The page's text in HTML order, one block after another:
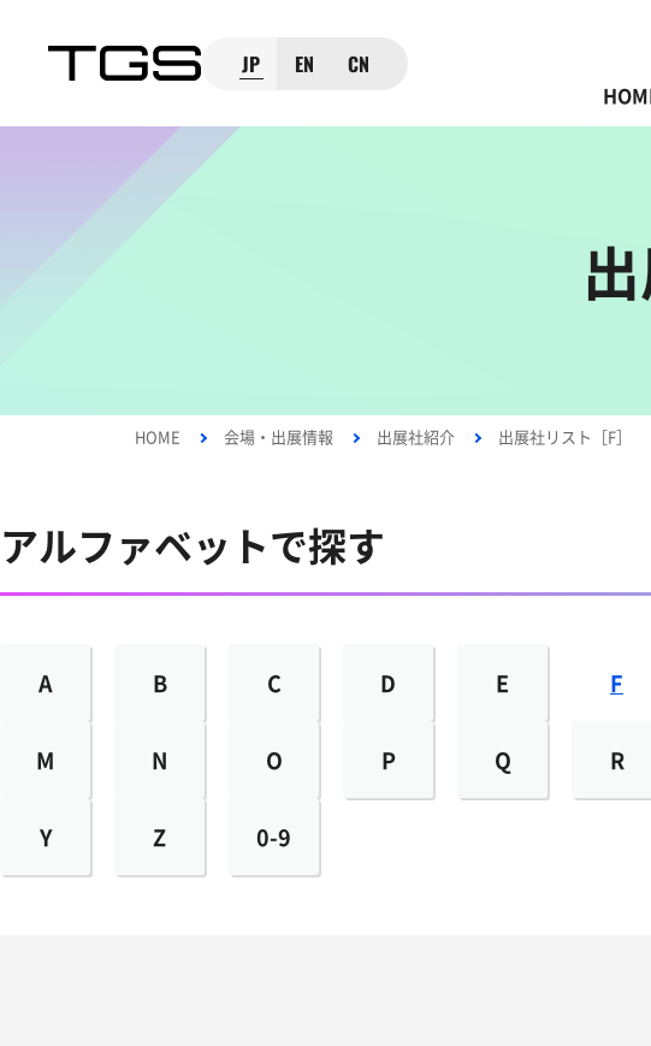
JP EN CN
HOME 会場・出展情報 出展社紹介 出展社リスト［F］
アルファベットで探す
A B C D E F
M N O P Q R
Y Z 0-9